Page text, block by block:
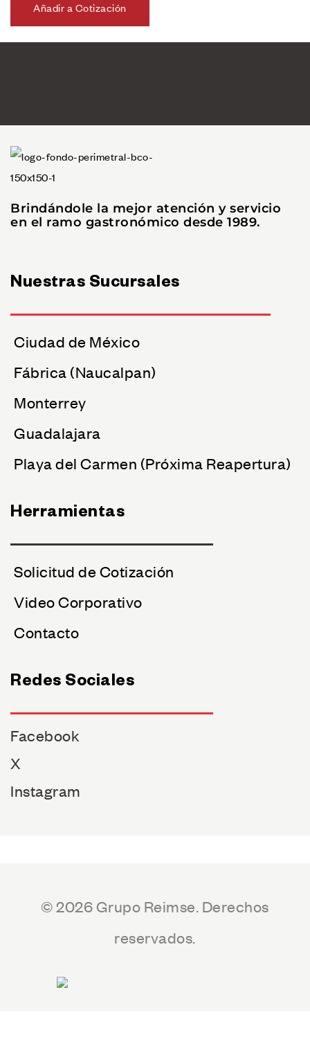
Añadir a Cotización
Brindándole la mejor atención y servicio
en el ramo gastronómico desde 1989.
Nuestras Sucursales
Ciudad de México
Fábrica (Naucalpan)
Monterrey
Guadalajara
Playa del Carmen (Próxima Reapertura)
Herramientas
Solicitud de Cotización
Video Corporativo
Contacto
Redes Sociales
Facebook
X
Instagram
© 2026 Grupo Reimse. Derechos
reservados.